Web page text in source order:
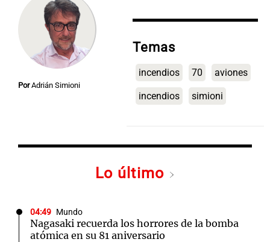
Por Adrián Simioni
Temas
incendios 70 aviones
incendios simioni
Lo último
04:49 Mundo
Nagasaki recuerda los horrores de la bomba
atómica en su 81 aniversario
Notas
La Sole en